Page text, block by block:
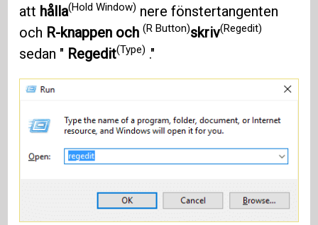
att hålla(Hold Window) nere fönstertangenten
och R-knappen och(R Button)skriv(Regedit)
sedan " Regedit(Type) ."